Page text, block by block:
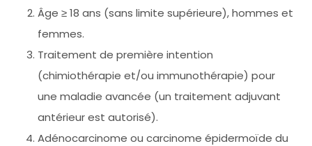
Âge ≥ 18 ans (sans limite supérieure), hommes et
femmes.
Traitement de première intention
(chimiothérapie et/ou immunothérapie) pour
une maladie avancée (un traitement adjuvant
antérieur est autorisé).
Adénocarcinome ou carcinome épidermoïde du